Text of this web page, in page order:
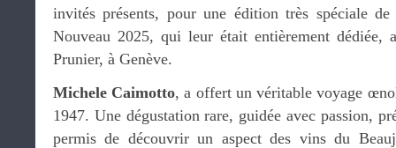
invités présents, pour une édition très spéciale
Nouveau 2025, qui leur était entièrement
Prunier, à Genève.
Michele Caimotto, a offert un véritable voyage
1947. Une dégustation rare, guidée avec passion,
permis de découvrir un aspect des vins du